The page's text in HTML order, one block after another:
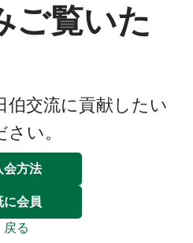
ご覧いた
伯交流に貢献したい
い。
会方法
に会員
戻る